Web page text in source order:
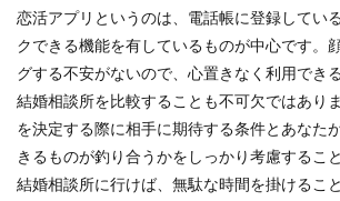
恋活アプリというのは、電話帳に登録してい
クできる機能を有しているものが中心です。
グする不安がないので、心置きなく利用でき
結婚相談所を比較することも不可欠ではあり
を決定する際に相手に期待する条件とあなた
きるものが釣り合うかをしっかり考慮するこ
結婚相談所に行けば、無駄な時間を掛けるこ